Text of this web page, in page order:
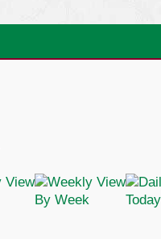
By Week Today